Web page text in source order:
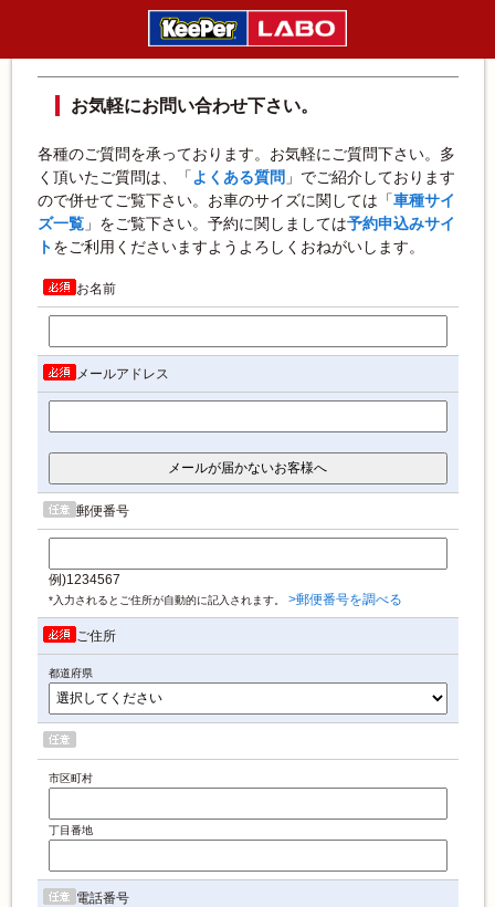
お問い合わせ
お気軽にお問い合わせ下さい。
各種のご質問を承っております。お気軽にご質問下さい。多
く頂いたご質問は、「 よくある質問 」でご紹介しております
ので併せてご覧下さい。お車のサイズに関しては「車種サイ
ズ一覧」をご覧下さい。 予約に関しましては予約申込みサイ
トをご利用くださいますようよろしくおねがいします。
お名前
メールアドレス
郵便番号
例)1234567
*入力されるとご住所が自動的に記入されます。 >郵便番号を調べる
ご住所
都道府県
市区町村
丁目番地
電話番号